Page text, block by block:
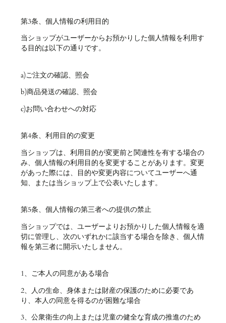
第3条、個人情報の利用目的
当ショップがユーザーからお預かりした個人情報を利用す
る目的は以下の通りです。
a)ご注文の確認、照会
b)商品発送の確認、照会
c)お問い合わせへの対応
第4条、利用目的の変更
当ショップは、利用目的が変更前と関連性を有する場合の
み、個人情報の利用目的を変更することがあります。変更
があった際には、目的や変更内容についてユーザーへ通
知、または当ショップ上で公表いたします。
第5条、個人情報の第三者への提供の禁止
当ショップでは、ユーザーよりお預かりした個人情報を適
切に管理し、次のいずれかに該当する場合を除き、個人情
報を第三者に開示いたしません。
1、ご本人の同意がある場合
2、人の生命、身体または財産の保護のために必要であ
り、本人の同意を得るのが困難な場合
3、公衆衛生の向上または児童の健全な育成の推進のため